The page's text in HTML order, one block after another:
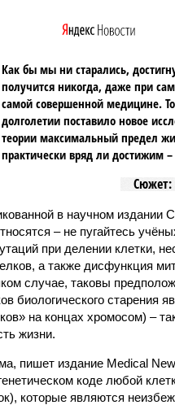
Как бы мы ни старались,
получится никогда, даже при
самой совершенной медицине.
долголетии поставило новое
теории максимальный предел
практически вряд ли достижим
Сюжет:
в научном издании
– не пугайтесь
при делении клетки,
а также дисфункция
случае, таковы
биологического старения
на концах хромосом) –
жизни.
пишет издание Medical
коде любой
которые являются